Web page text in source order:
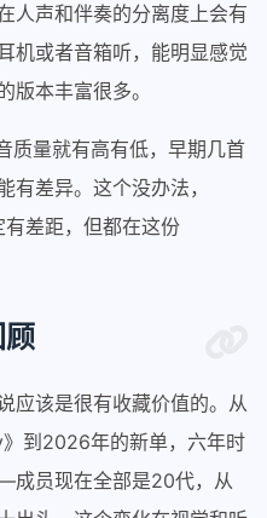
人声和伴奏的分离度上会有
机或者音箱听，能明显感觉
版本丰富很多。
质量就有高有低，早期几首
有差异。这个没办法，
差距，但都在这份
应该是很有收藏价值的。从
到2026年的新单，六年时
员现在全部是20代，从